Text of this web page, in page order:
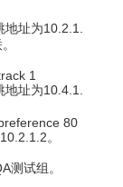
地址为10.2.1.
1
地址为10.4.1.
80
10.2.1.2。
测试组。